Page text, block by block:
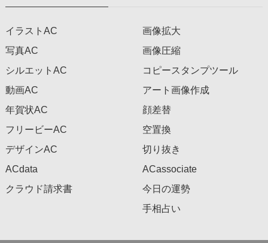
イラストAC
写真AC
シルエットAC
動画AC
年賀状AC
フリービーAC
デザインAC
ACdata
クラウド請求書
画像拡大
画像圧縮
コピースタンプツール
アート画像作成
顔差替
空置換
切り抜き
ACassociate
今日の運勢
手相占い